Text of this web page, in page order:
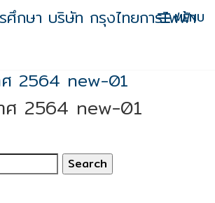
ศึกษา บริษัท กรุงไทยการไฟฟ้า
MENU
ศ 2564 new-01
ศ 2564 new-01